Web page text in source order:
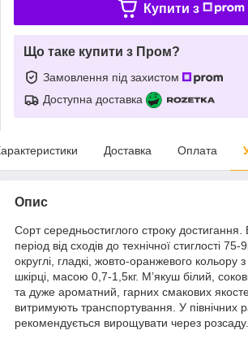
Купити з
Що таке купити з Пром?
Замовлення під захистом
Доступна доставка
Доставка Оплата
Опис
Сорт середньостиглого строку достигання.
період від сходів до технічної стиглості
округлі, гладкі, жовто-оранжевого кольору
шкірці, масою 0,7-1,5кг. М’якуш білий,
та дуже ароматний, гарних смакових
витримують транспортування. У північних
рекомендується вирощувати через розсаду.